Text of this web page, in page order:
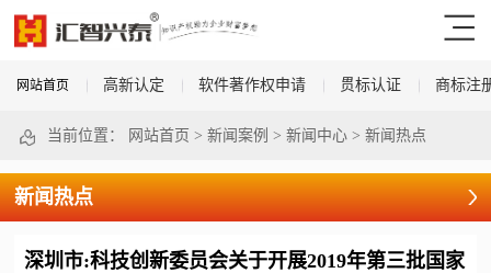
网站首页 高新认定 软件著作权申请 贯标认证 商标注
当前位置： 网站首页 > 新闻案例 > 新闻中心> 新闻热点
新闻热点
深圳市:科技创新委员会关于开展2019年第三批国家